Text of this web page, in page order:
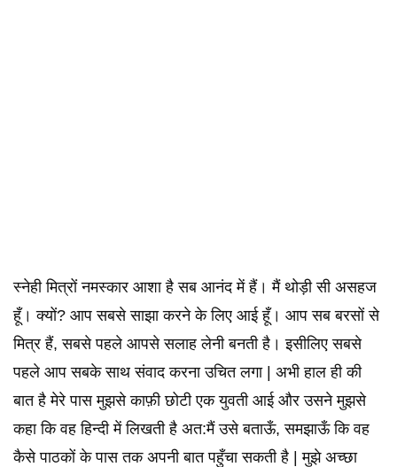
स्नेही मित्रों नमस्कार आशा है सब आनंद में हैं। मैं थोड़ी सी असहज
हूँ। क्यों? आप सबसे साझा करने के लिए आई हूँ। आप सब बरसों से
मित्र हैं, सबसे पहले आपसे सलाह लेनी बनती है। इसीलिए सबसे
पहले आप सबके साथ संवाद करना उचित लगा | अभी हाल ही की
बात है मेरे पास मुझसे काफ़ी छोटी एक युवती आई और उसने मुझसे
कहा कि वह हिन्दी में लिखती है अत:मैं उसे बताऊँ, समझाऊँ कि वह
कैसे पाठकों के पास तक अपनी बात पहुँचा सकती है | मुझे अच्छा